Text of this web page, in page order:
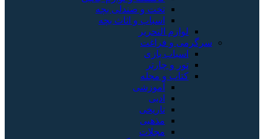
تخت و صندلی بچه
اسباب و اثاث بچه
لوازم التحریر
سرگرمی و فراغت
اسباب‌ بازی
تور و چارتر
کتاب و مجله
آموزشی
ادبی
تاریخی
مذهبی
مجلات